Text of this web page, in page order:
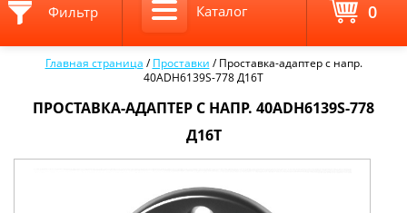
Главная страница /Проставки /Проставка-адаптер с напр.
40ADH6139S-778 Д16Т
ПРОСТАВКА-АДАПТЕР С НАПР. 40ADH6139S-778
Д16Т
Фильтр Каталог 0